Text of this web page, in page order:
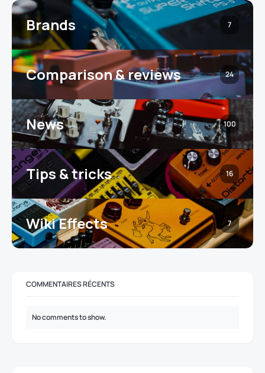
Brands 7
Comparison & reviews 24
News 100
Tips & tricks 16
Wiki Effects 7
COMMENTAIRES RÉCENTS
No comments to show.